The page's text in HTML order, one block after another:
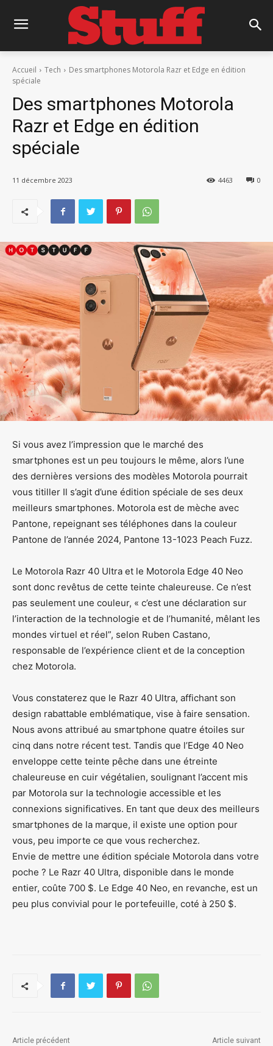
Accueil Tech
Des smartphones Motorola Razr et Edge en édition
spéciale
Des smartphones Motorola
Razr et Edge en édition
spéciale
11 décembre 2023 0
4463
Si vous avez l’impression que le marché des
smartphones est un peu toujours le même, alors l’une
des dernières versions des modèles Motorola pourrait
vous titiller Il s’agit d’une édition spéciale de ses deux
meilleurs smartphones. Motorola est de mèche avec
Pantone, repeignant ses téléphones dans la couleur
Pantone de l’année 2024, Pantone 13-1023 Peach Fuzz.
Le Motorola Razr 40 Ultra et le Motorola Edge 40 Neo
sont donc revêtus de cette teinte chaleureuse. Ce n’est
pas seulement une couleur, « c’est une déclaration sur
l’interaction de la technologie et de l’humanité, mêlant les
mondes virtuel et réel”, selon Ruben Castano,
responsable de l’expérience client et de la conception
chez Motorola.
Vous constaterez que le Razr 40 Ultra, affichant son
design rabattable emblématique, vise à faire sensation.
Nous avons attribué au smartphone quatre étoiles sur
cinq dans notre récent test. Tandis que l’Edge 40 Neo
enveloppe cette teinte pêche dans une étreinte
chaleureuse en cuir végétalien, soulignant l’accent mis
par Motorola sur la technologie accessible et les
connexions significatives. En tant que deux des meilleurs
smartphones de la marque, il existe une option pour
vous, peu importe ce que vous recherchez.
Envie de mettre une édition spéciale Motorola dans votre
poche ? Le Razr 40 Ultra, disponible dans le monde
entier, coûte 700 $. Le Edge 40 Neo, en revanche, est un
peu plus convivial pour le portefeuille, coté à 250 $.
Article précédent Article suivant